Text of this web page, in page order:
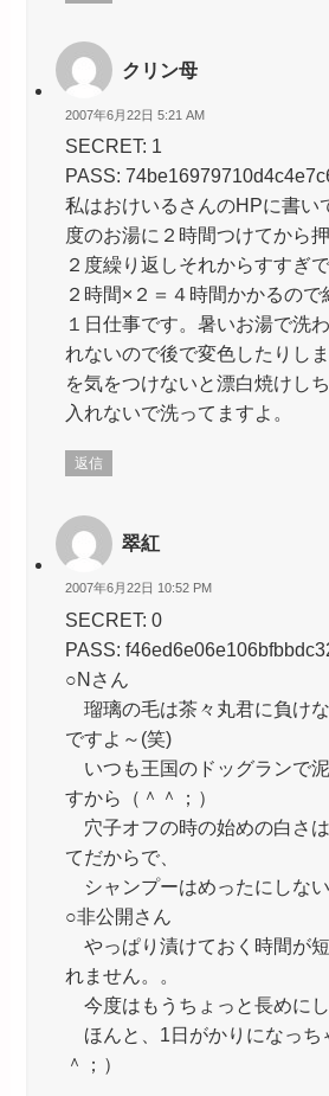
クリン母
2007年6月22日 5:21 AM
SECRET: 1
PASS:
私はおけいるさんのHPに書い
度のお湯に２時間つけてから
２度繰り返しそれからすすぎで
２時間×２＝４時間かかるので
１日仕事です。暑いお湯で洗
れないので後で変色したりし
を気をつけないと漂白焼けし
入れないで洗ってますよ。
返信
翠紅
2007年6月22日 10:52 PM
SECRET: 0
PASS:
○Nさん
瑠璃の毛は茶々丸君に負け
ですよ～(笑)
いつも王国のドッグランで
すから（＾＾；）
穴子オフの時の始めの白さ
てだからで、
シャンプーはめったにしな
○非公開さん
やっぱり漬けておく時間が短
れません。。
今度はもうちょっと長めにし
ほんと、1日がかりになっち
＾；）